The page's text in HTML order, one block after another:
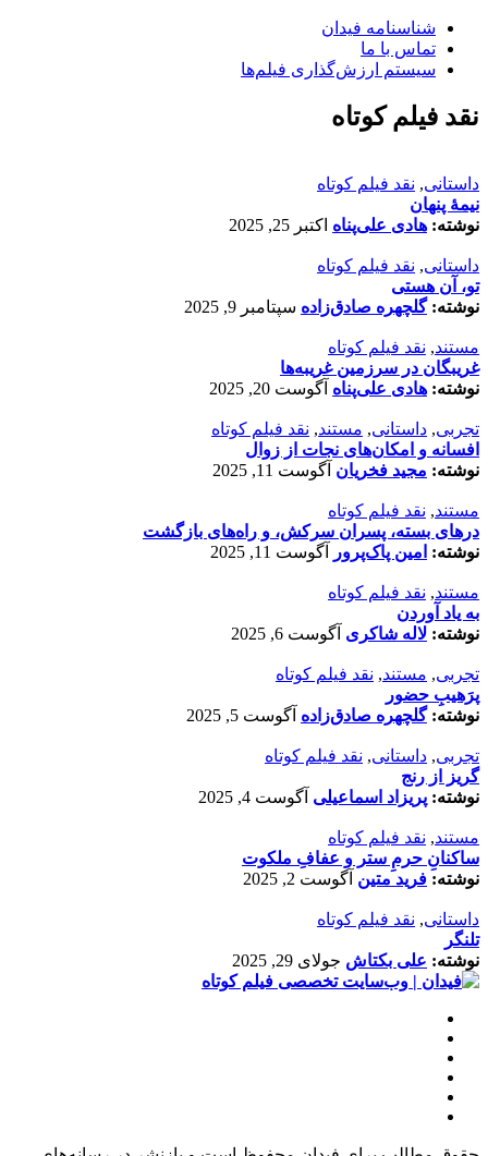
شناسنامه فیدان
تماس با ما
سیستم ارزش‌گذاری فیلم‌ها
نقد فیلم کوتاه
داستانی, نقد فیلم کوتاه
نیمۀ پنهان
نوشته: هادی علی‌پناه اکتبر 25, 2025
داستانی, نقد فیلم کوتاه
تو، آن هستی
نوشته:گلچهره صادق‌زاده سپتامبر 9, 2025
مستند, نقد فیلم کوتاه
غریبگان در سرزمین غریبه‌ها
نوشته: هادی علی‌پناه آگوست 20, 2025
تجربی, داستانی, مستند, نقد فیلم کوتاه
افسانه‌ و امکان‌های نجات از زوال
نوشته: مجید فخریان آگوست 11, 2025
مستند, نقد فیلم کوتاه
درهای بسته، پسران سرکش، و راه‌های بازگشت
نوشته: امین پاک‌پرور آگوست 11, 2025
مستند, نقد فیلم کوتاه
به یاد آوردن
نوشته: لاله شاکری آگوست 6, 2025
تجربی, مستند, نقد فیلم کوتاه
پرَهیب‌ِ حضور
نوشته:گلچهره صادق‌زاده آگوست 5, 2025
تجربی, داستانی, نقد فیلم کوتاه
گریز از رنج
نوشته: پریزاد اسماعیلی آگوست 4, 2025
مستند, نقد فیلم کوتاه
ساکنانِ حرمِ ستر و عفافِ ملکوت
نوشته: فرید متین آگوست 2, 2025
داستانی, نقد فیلم کوتاه
تلنگر
نوشته: علی بکتاش جولای 29, 2025